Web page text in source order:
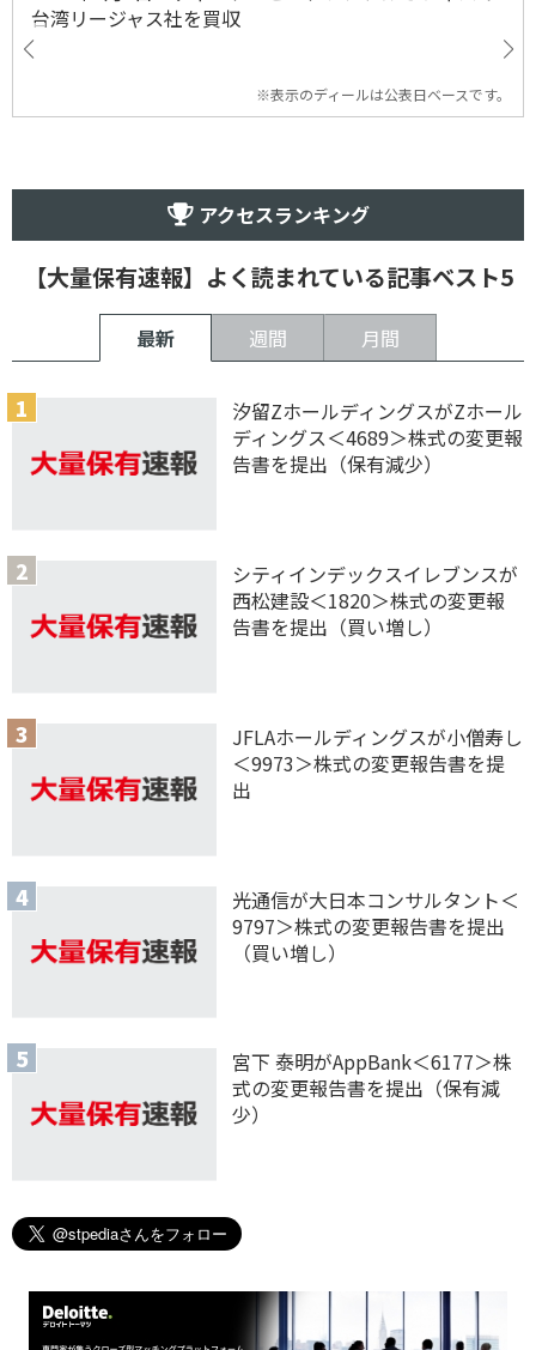
台湾リージャス社を買収
※表示のディールは公表日ベースです。
アクセスランキング
【大量保有速報】よく読まれている記事ベスト5
最新 週間 月間
汐留ZホールディングスがZホール
ディングス＜4689＞株式の変更報
告書を提出（保有減少）
シティインデックスイレブンスが
西松建設＜1820＞株式の変更報
告書を提出（買い増し）
JFLAホールディングスが小僧寿し
＜9973＞株式の変更報告書を提
出
光通信が大日本コンサルタント＜
9797＞株式の変更報告書を提出
（買い増し）
宮下 泰明がAppBank＜6177＞株
式の変更報告書を提出（保有減
少）